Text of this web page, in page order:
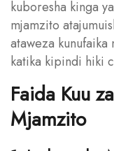
kuboresha kinga
mjamzito
ataweza kunufaika
katika kipindi hiki
Faida Kuu
Mjamzito